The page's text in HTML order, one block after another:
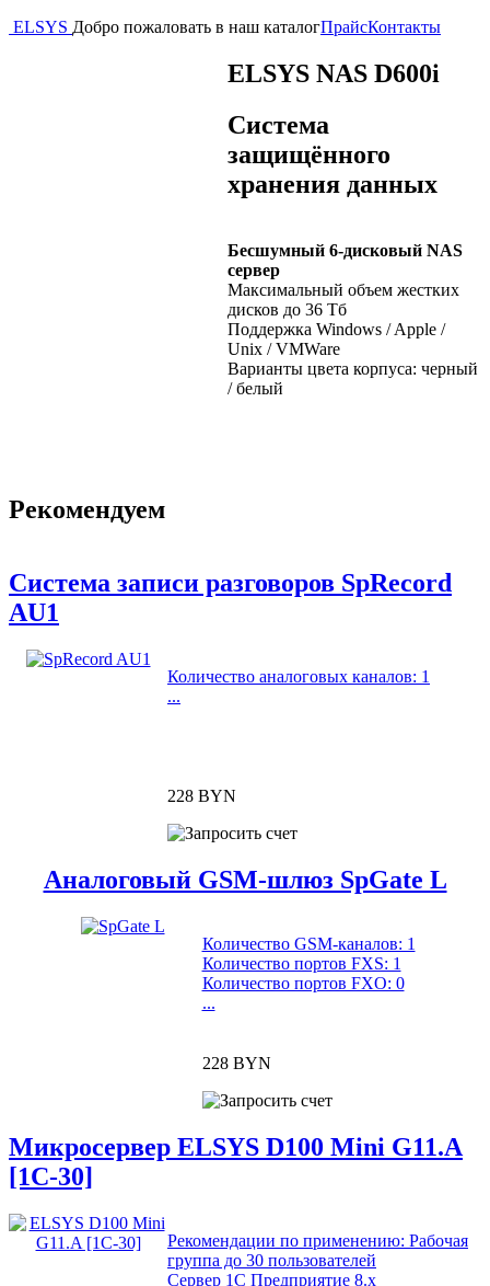
ELSYS Добро пожаловать в наш каталогПрайсКонтакты
ELSYS NAS D600i
Cистема
защищённого
хранения данных
Бесшумный 6-дисковый NAS
сервер
Максимальный объем жестких
дисков до 36 Тб
Поддержка Windows / Apple /
Unix / VMWare
Варианты цвета корпуса: черный
/ белый
Рекомендуем
Система записи разговоров SpRecord
AU1
Количество аналоговых каналов: 1
...
228 BYN
Аналоговый GSM-шлюз SpGate L
Количество GSM-каналов: 1
Количество портов FXS: 1
Количество портов FXO: 0
...
228 BYN
Микросервер ELSYS D100 Mini G11.A
[1C-30]
Рекомендации по применению: Рабочая
группа до 30 пользователей
Сервер 1С Предприятие 8.x